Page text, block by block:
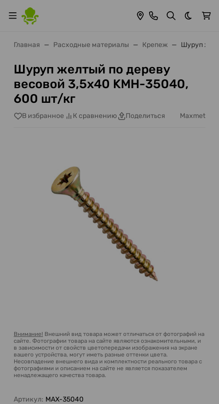
Темная
Главная Расходные материалы Крепеж Шуруп
Шуруп желтый по дереву
весовой 3,5х40 KMH-35040,
600 шт/кг
В избранное К сравнению Поделиться Maxmet
Внимание! Внешний вид товара может отличаться от фотографий на
сайте. Фотографии товара на сайте являются ознакомительными, и
в зависимости от свойств цветопередачи изображения на экране
вашего устройства, могут иметь разные оттенки цвета.
Несовпадение внешнего вида и комплектности реального товара с
фотографиями и описанием на сайте не является показателем
ненадлежащего качества товара.
Артикул: MAX-35040